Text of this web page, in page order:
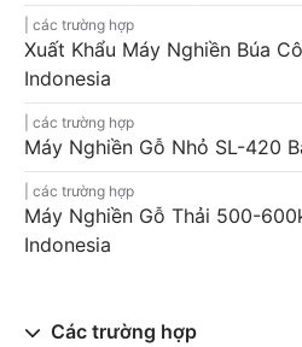
các trường hợp
Xuất Khẩu Máy Nghiền Búa
Indonesia
các trường hợp
Máy Nghiền Gỗ Nhỏ SL-420
các trường hợp
Máy Nghiền Gỗ Thải 500-
Indonesia
Các trường hợp